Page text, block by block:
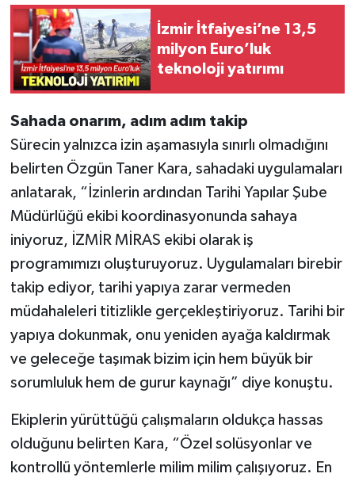
İzmir İtfaiyesi’ne 13,5
milyon Euro’luk
teknoloji yatırımı
Sahada onarım, adım adım takip
Sürecin yalnızca izin aşamasıyla sınırlı olmadığını
belirten Özgün Taner Kara, sahadaki uygulamaları
anlatarak, “İzinlerin ardından Tarihi Yapılar Şube
Müdürlüğü ekibi koordinasyonunda sahaya
iniyoruz, İZMİR MİRAS ekibi olarak iş
programımızı oluşturuyoruz. Uygulamaları birebir
takip ediyor, tarihi yapıya zarar vermeden
müdahaleleri titizlikle gerçekleştiriyoruz. Tarihi bir
yapıya dokunmak, onu yeniden ayağa kaldırmak
ve geleceğe taşımak bizim için hem büyük bir
sorumluluk hem de gurur kaynağı” diye konuştu.
Ekiplerin yürüttüğü çalışmaların oldukça hassas
olduğunu belirten Kara, “Özel solüsyonlar ve
kontrollü yöntemlerle milim milim çalışıyoruz. En